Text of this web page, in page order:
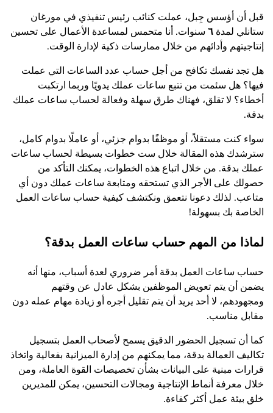
قبل أن أؤسس جِبل، عملت كنائب رئيس تنفيذي في مورغان
ستانلي لمدة ٦ سنوات. أنا متحمس لمساعدة الأعمال على تحسين
إنتاجيتهم وأدائهم من خلال ممارسات ذكية لإدارة الوقت.
هل تجد نفسك تكافح من أجل حساب عدد الساعات التي عملت
فيها؟ هل سئمت من تتبع ساعات عملك يدويًا وربما ارتكبت
أخطاء؟ لا تقلق، فهناك طرق سهلة وفعالة لحساب ساعات عملك
بدقة.
سواء كنت مستقلاً، أو موظفًا بدوام جزئي، أو عاملًا بدوام كامل،
سترشدك هذه المقالة خلال ست خطوات بسيطة لحساب ساعات
عملك بدقة. من خلال اتباع هذه الخطوات، يمكنك التأكد من
حصولك على الأجر الذي تستحقه ومتابعة ساعات عملك دون أي
متاعب. لذلك دعونا نتعمق ونكتشف كيفية حساب ساعات العمل
الخاصة بك بسهولة!
لماذا من المهم حساب ساعات العمل بدقة؟
حساب ساعات العمل بدقة أمر ضروري لعدة أسباب، منها أنه
يضمن أن يتم تعويض الموظفين بشكل عادل عن وقتهم
ومجهودهم، لا أحد يريد أن يتم تقليل أجره أو زيادة مهام عمله دون
مقابل مناسب.
كما أن تسجيل الحضور الدقيق يسمح لأصحاب العمل بتسجيل
تكاليف العمالة بدقة، مما يمكنهم من إدارة الميزانية بفعالية واتخاذ
قرارات مبنية على البيانات بشأن تخصيصات القوة العاملة، ومن
خلال معرفة أنماط الإنتاجية ومجالات التحسين، يمكن للمديرين
خلق بيئة عمل أكثر كفاءة.